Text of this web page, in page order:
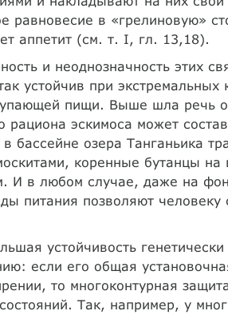
равновесие в «грелиновую»
аппетит (см. т. I, гл. 13,18).
и неоднозначность этих
устойчив при экстремальных
пищи. Выше шла речь
рациона эскимоса может
бассейне озера Танганьика
коренные бутанцы на
И в любом случае, даже на
питания позволяют человеку
устойчивость
если его общая
то многоконтурная
Так, например, у